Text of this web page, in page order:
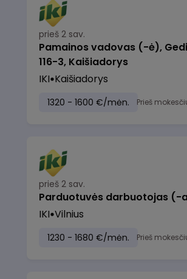
prieš 2 sav.
Pamainos vadovas (-ė),
116-3, Kaišiadorys
IKI Kaišiadorys
1320 - 1600 €/mėn. Prieš
prieš 2 sav.
Parduotuvės darbuotojas (-
IKI Vilnius
1230 - 1680 €/mėn. Prieš